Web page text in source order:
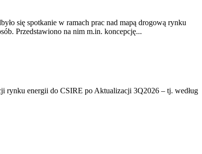
się spotkanie w ramach prac nad mapą drogową rynku
Przedstawiono na nim m.in. koncepcję...
rynku energii do CSIRE po Aktualizacji 3Q2026 – tj. według